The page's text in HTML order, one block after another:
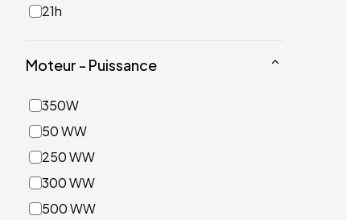
21h
Moteur - Puissance
350W
50 WW
250 WW
300 WW
500 WW